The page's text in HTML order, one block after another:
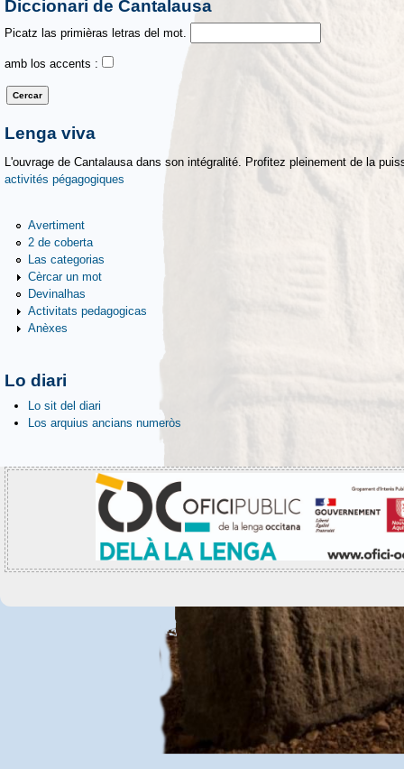
Diccionari de Cantalausa
Picatz las primièras letras del mot.
amb los accents :
Lenga viva
L'ouvrage de Cantalausa dans son intégralité. Profitez pleinement de la
activités pégagogiques
Avertiment
2 de coberta
Las categorias
Cèrcar un mot
Devinalhas
Activitats pedagogicas
Anèxes
Lo diari
Lo sit del diari
Los arquius ancians numeròs